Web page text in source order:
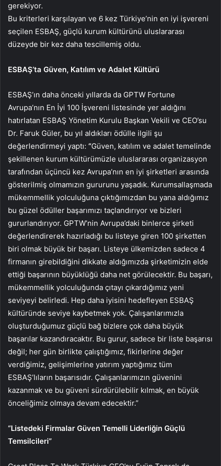
gerekiyor.
Bu kriterleri karşılayan ve 6 kez Türkiye’nin en iyi işvereni
seçilen ESBAŞ, güçlü kurum kültürünü uluslararası
düzeyde bir kez daha tescillemiş oldu.
ESBAŞ’ta Güven, Katılım ve Adalet Kültürü
ESBAŞ’ın daha önceki yıllarda da GPTW Fortune
Avrupa’nın En İyi 100 İşvereni listesinde yer aldığını
hatırlatan ESBAŞ Yönetim Kurulu Başkan Vekili ve CEO’su
Dr. Faruk Güler, bu yıl aldıkları ödülle ilgili şu
değerlendirmeyi yaptı: “Güven, katılım ve adalet temelinde
şekillenen kurum kültürümüzle uluslararası organizasyon
tarafından üçüncü kez Avrupa’nın en iyi şirketleri arasında
gösterilmiş olmamızın gururunu yaşadık. Kurumsallaşmada
mükemmellik yolculuğuna çıktığımızdan bu yana aldığımız
bu güzel ödüller başarımızı taçlandırıyor ve bizleri
gururlandırıyor. GPTW’nin Avrupa’daki binlerce şirketi
değerlendirerek hazırladığı bu listeye giren 100 şirketten
biri olmak büyük bir başarı. Listeye ülkemizden sadece 4
firmanın girebildiğini dikkate aldığımızda şirketimizin elde
ettiği başarının büyüklüğü daha net görülecektir. Bu başarı,
mükemmellik yolculuğunda çıtayı çıkardığımız yeni
seviyeyi belirledi. Hep daha iyisini hedefleyen ESBAŞ
kültüründe seviye kaybetmek yok. Çalışanlarımızla
oluşturduğumuz güçlü bağ bizlere çok daha büyük
başarılar kazandıracaktır. Bu gurur, sadece bir liste başarısı
değil; her gün birlikte çalıştığımız, fikirlerine değer
verdiğimiz, gelişimlerine yatırım yaptığımız tüm
ESBAŞ’lıların başarısıdır. Çalışanlarımızın güvenini
kazanmak ve bu güveni sürdürülebilir kılmak, en büyük
önceliğimiz olmaya devam edecektir.”
“Listedeki Firmalar Güven Temelli Liderliğin Güçlü
Temsilcileri”